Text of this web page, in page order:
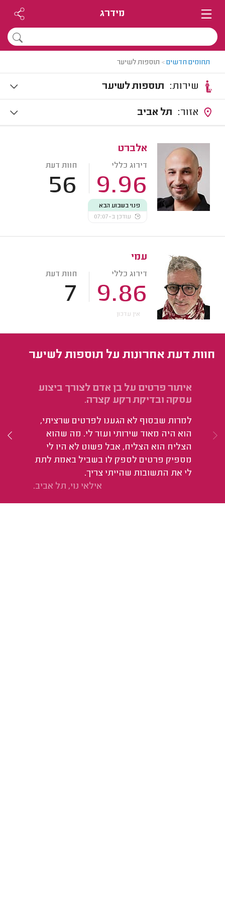
מידרג
תחומים חדשים> תוספות לשיער
תוספות לשיער
תל אביב
אלברט
דירוג כללי
9.96
חוות דעת
56
פנוי בשבוע הבא
עודכן ב-07:07
עמי
דירוג כללי
9.86
חוות דעת
7
אין עדכון
חוות דעת אחרונות על תוספות לשיער
איתור פרטים על בן אדם לצורך ביצוע
עסקה ובדיקת רקע קצרה.
למרות שבסוף לא הגענו לפרטים שרציתי,
הוא היה מאוד שירותי ועזר לי. מה שהוא
הצליח הוא הצליח, אבל פשוט לא היו לי
מספיק פרטים לספק לו בשביל באמת לתת
לי את התשובות שהייתי צריך.
אילאי נוי, תל אביב.